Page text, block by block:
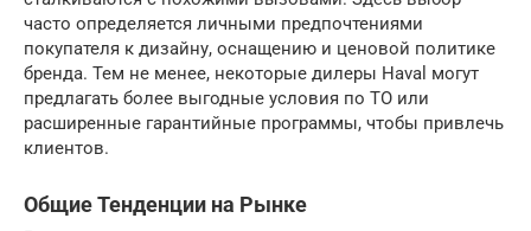
часто определяется личными предпочтениями
покупателя к дизайну, оснащению и ценовой политике
бренда. Тем не менее, некоторые дилеры Haval могут
предлагать более выгодные условия по ТО или
расширенные гарантийные программы, чтобы привлечь
клиентов.
Общие Тенденции на Рынке